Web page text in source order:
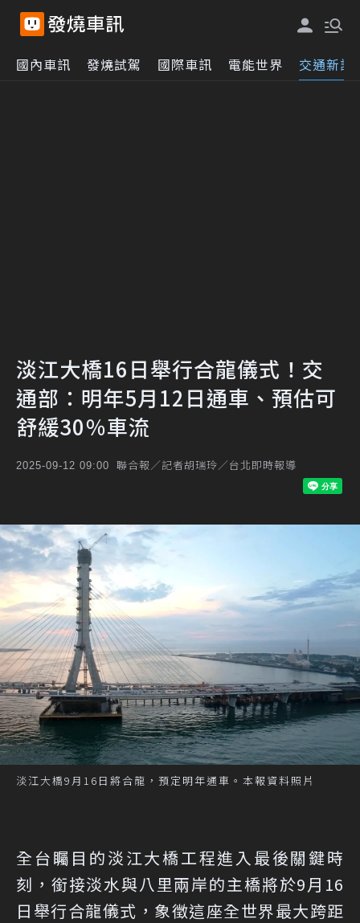
國內車訊 發燒試駕 國際車訊 電能世界 交通新訊
淡江大橋16日舉行合龍儀式！交
通部：明年5月12日通車、預估可
舒緩30％車流
2025-09-12 09:00 聯合報／記者胡瑞玲／台北即時報導
淡江大橋9月16日將合龍，預定明年通車。本報資料照片
全台矚目的淡江大橋工程進入最後關鍵時
刻，銜接淡水與八里兩岸的主橋將於9月16
日舉行合龍儀式，象徵這座全世界最大跨距